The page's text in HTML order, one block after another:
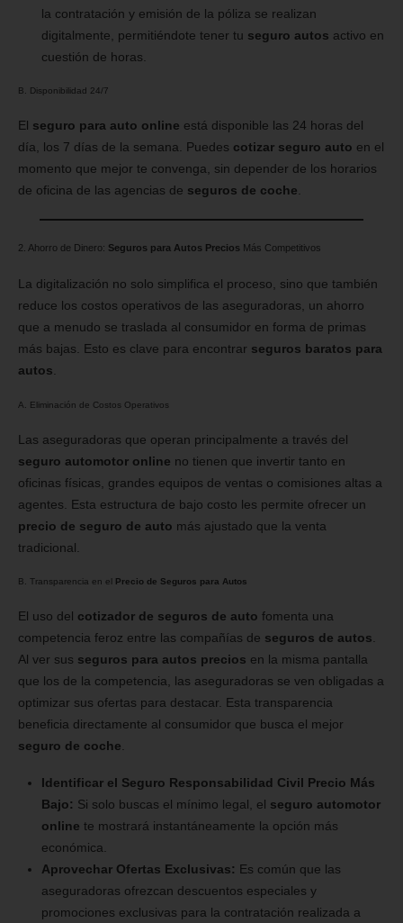
la contratación y emisión de la póliza se realizan
digitalmente, permitiéndote tener tu seguro autos activo en
cuestión de horas.
B. Disponibilidad 24/7
El seguro para auto online está disponible las 24 horas del
día, los 7 días de la semana. Puedes cotizar seguro auto en el
momento que mejor te convenga, sin depender de los horarios
de oficina de las agencias de seguros de coche.
2. Ahorro de Dinero: Seguros para Autos Precios Más Competitivos
La digitalización no solo simplifica el proceso, sino que también
reduce los costos operativos de las aseguradoras, un ahorro
que a menudo se traslada al consumidor en forma de primas
más bajas. Esto es clave para encontrar seguros baratos para
autos.
A. Eliminación de Costos Operativos
Las aseguradoras que operan principalmente a través del
seguro automotor online no tienen que invertir tanto en
oficinas físicas, grandes equipos de ventas o comisiones altas a
agentes. Esta estructura de bajo costo les permite ofrecer un
precio de seguro de auto más ajustado que la venta
tradicional.
B. Transparencia en el Precio de Seguros para Autos
El uso del cotizador de seguros de auto fomenta una
competencia feroz entre las compañías de seguros de autos
Al ver sus seguros para autos precios en la misma pantalla
que los de la competencia, las aseguradoras se ven obligadas a
optimizar sus ofertas para destacar. Esta transparencia
beneficia directamente al consumidor que busca el mejor
seguro de coche
Identificar el Seguro Responsabilidad Civil Precio Más
Bajo: Si solo buscas el mínimo legal, el seguro automotor
online te mostrará instantáneamente la opción más
económica.
Aprovechar Ofertas Exclusivas: Es común que las
aseguradoras ofrezcan descuentos especiales y
promociones exclusivas para la contratación realizada a